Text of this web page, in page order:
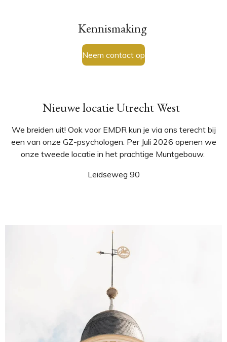
Kennismaking
Neem contact op
Nieuwe locatie Utrecht West
We breiden uit! Ook voor EMDR kun je via ons terecht bij
een van onze GZ-psychologen. Per Juli 2026 openen we
onze tweede locatie in het prachtige Muntgebouw.
Leidseweg 90